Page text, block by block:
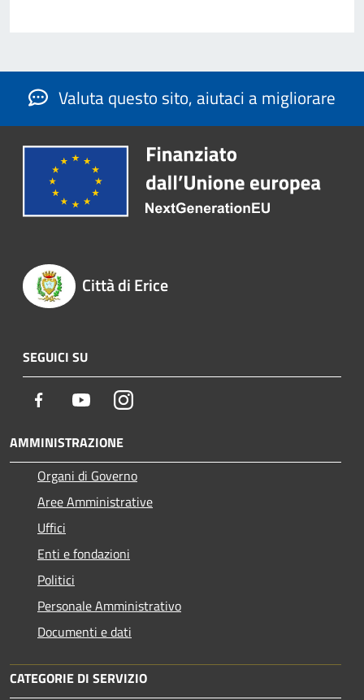
Valuta questo sito, aiutaci a migliorare
Città di Erice
SEGUICI SU
Facebook YoutubeInstagram
AMMINISTRAZIONE
Organi di Governo
Aree Amministrative
Uffici
Enti e fondazioni
Politici
Personale Amministrativo
Documenti e dati
CATEGORIE DI SERVIZIO